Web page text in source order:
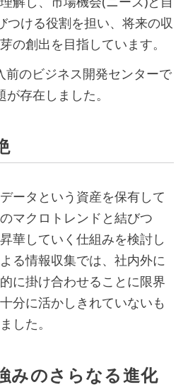
つける役割を担い、将来の収
の創出を目指しています。
のビジネス開発センターで
存在しました。
ータという資産を保有して
マクロトレンドと結びつ
華していく仕組みを検討し
る情報収集では、社内外に
に掛け合わせることに限界
分に活かしきれていないも
した。
みのさらなる進化